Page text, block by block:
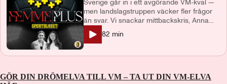
Sverige går in i ett avgörande VM-kval —
men landslagstruppen väcker fler frågor
än svar. Vi snackar mittbackskris, Anna
Anvegårds petning och varför ett AIK-
namn plötsligt känns som ett framtidslöfte
fortsätter hacka sig fram i toppen, Ewa
League-förbannelse och silly season-
82 min
GÖR DIN DRÖMELVA TILL VM – TA UT DIN VM-ELVA